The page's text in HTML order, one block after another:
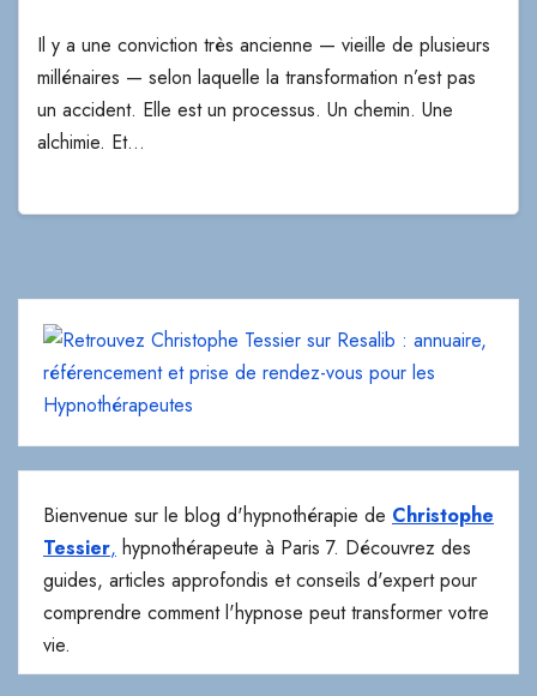
Il y a une conviction très ancienne — vieille de plusieurs
millénaires — selon laquelle la transformation n’est pas
un accident. Elle est un processus. Un chemin. Une
alchimie. Et…
Bienvenue sur le blog d'hypnothérapie de Christophe
Tessier, hypnothérapeute à Paris 7. Découvrez des
guides, articles approfondis et conseils d'expert pour
comprendre comment l'hypnose peut transformer votre
vie.